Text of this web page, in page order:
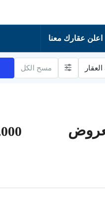
اعلن عقارك معنا
مسح الكل